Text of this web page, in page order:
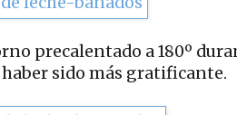
precalentado a 180º
sido más gratificante.